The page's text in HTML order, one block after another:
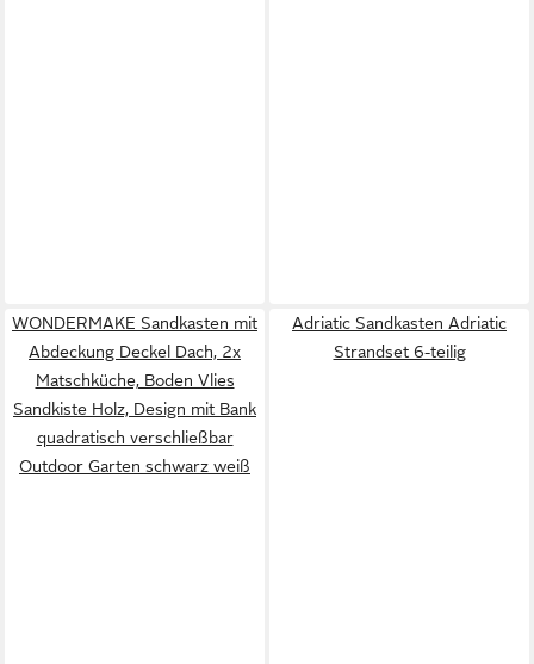
WONDERMAKE Sandkasten mit
Abdeckung Deckel Dach, 2x
Matschküche, Boden Vlies
Sandkiste Holz, Design mit Bank
quadratisch verschließbar
Outdoor Garten schwarz weiß
Adriatic Sandkasten Adriatic
Strandset 6-teilig